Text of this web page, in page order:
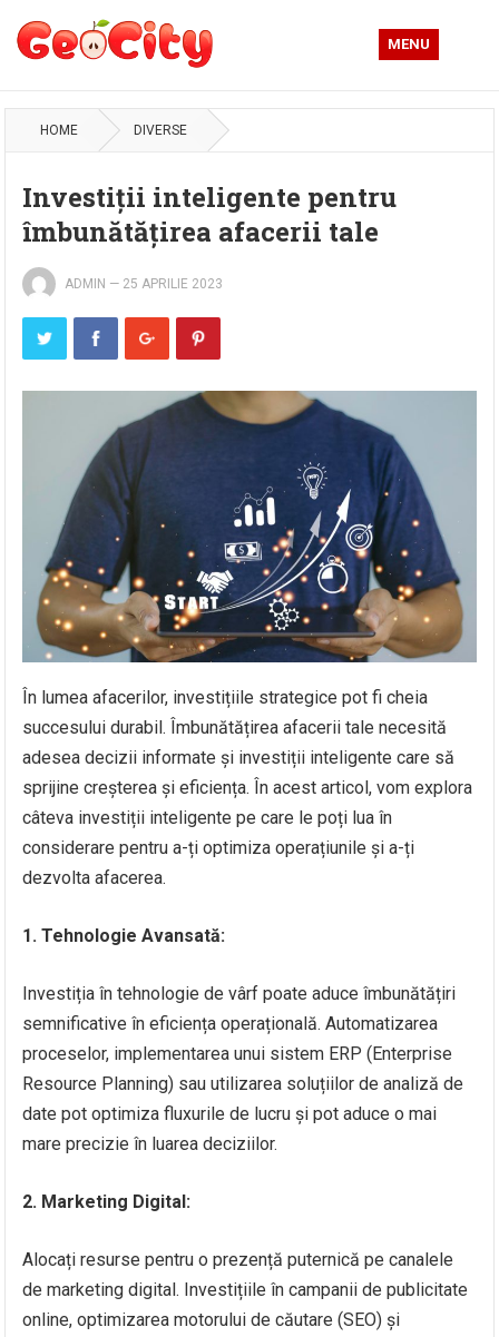
MENU
HOME DIVERSE
Investiții inteligente pentru
îmbunătățirea afacerii tale
ADMIN — 25 APRILIE 2023
În lumea afacerilor, investițiile strategice pot fi cheia
succesului durabil. Îmbunătățirea afacerii tale necesită
adesea decizii informate și investiții inteligente care să
sprijine creșterea și eficiența. În acest articol, vom explora
câteva investiții inteligente pe care le poți lua în
considerare pentru a-ți optimiza operațiunile și a-ți
dezvolta afacerea.
1. Tehnologie Avansată:
Investiția în tehnologie de vârf poate aduce îmbunătățiri
semnificative în eficiența operațională. Automatizarea
proceselor, implementarea unui sistem ERP (Enterprise
Resource Planning) sau utilizarea soluțiilor de analiză de
date pot optimiza fluxurile de lucru și pot aduce o mai
mare precizie în luarea deciziilor.
2. Marketing Digital:
Alocați resurse pentru o prezență puternică pe canalele
de marketing digital. Investițiile în campanii de publicitate
online, optimizarea motorului de căutare (SEO) și